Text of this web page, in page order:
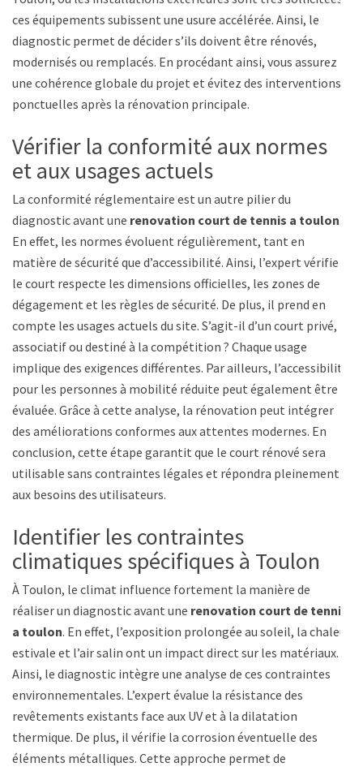
ces équipements subissent une usure accélérée. Ainsi, le
diagnostic permet de décider s’ils doivent être rénovés,
modernisés ou remplacés. En procédant ainsi, vous assurez
une cohérence globale du projet et évitez des interventions
ponctuelles après la rénovation principale.
Vérifier la conformité aux normes
et aux usages actuels
La conformité réglementaire est un autre pilier du
diagnostic avant une renovation court de tennis a toulon.
En effet, les normes évoluent régulièrement, tant en
matière de sécurité que d’accessibilité. Ainsi, l’expert vérifie si
le court respecte les dimensions officielles, les zones de
dégagement et les règles de sécurité. De plus, il prend en
compte les usages actuels du site. S’agit-il d’un court privé,
associatif ou destiné à la compétition ? Chaque usage
implique des exigences différentes. Par ailleurs, l’accessibilité
pour les personnes à mobilité réduite peut également être
évaluée. Grâce à cette analyse, la rénovation peut intégrer
des améliorations conformes aux attentes modernes. En
conclusion, cette étape garantit que le court rénové sera
utilisable sans contraintes légales et répondra pleinement
aux besoins des utilisateurs.
Identifier les contraintes
climatiques spécifiques à Toulon
À Toulon, le climat influence fortement la manière de
réaliser un diagnostic avant une renovation court de tennis
a toulon. En effet, l’exposition prolongée au soleil, la chaleur
estivale et l’air salin ont un impact direct sur les matériaux.
Ainsi, le diagnostic intègre une analyse de ces contraintes
environnementales. L’expert évalue la résistance des
revêtements existants face aux UV et à la dilatation
thermique. De plus, il vérifie la corrosion éventuelle des
éléments métalliques. Cette approche permet de